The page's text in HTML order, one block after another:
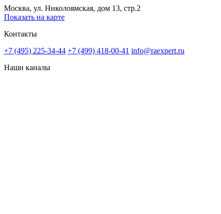
Москва, ул. Николоямская, дом 13, стр.2
Показать на карте
Контакты
+7 (495) 225-34-44 +7 (499) 418-00-41 info@raexpert.ru
Наши каналы